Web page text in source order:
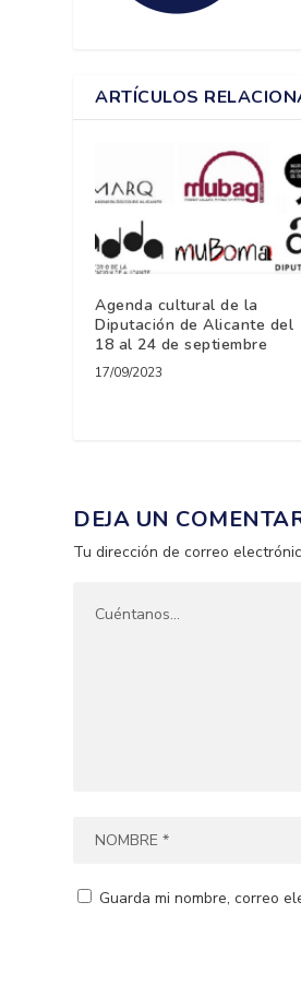
ARTÍCULOS
Agenda cultural de la
Diputación de Alicante del
18 al 24 de septiembre
17/09/2023
DEJA UN
Tu dirección de correo
Guarda mi nombre, correo